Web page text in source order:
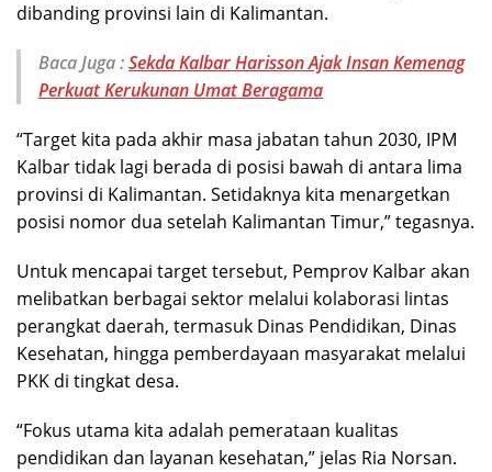
dibanding provinsi lain di Kalimantan.
Baca Juga :Sekda Kalbar Harisson Ajak Insan Kemenag
Perkuat Kerukunan Umat Beragama
“Target kita pada akhir masa jabatan tahun 2030, IPM
Kalbar tidak lagi berada di posisi bawah di antara lima
provinsi di Kalimantan. Setidaknya kita menargetkan
posisi nomor dua setelah Kalimantan Timur,” tegasnya.
Untuk mencapai target tersebut, Pemprov Kalbar akan
melibatkan berbagai sektor melalui kolaborasi lintas
perangkat daerah, termasuk Dinas Pendidikan, Dinas
Kesehatan, hingga pemberdayaan masyarakat melalui
PKK di tingkat desa.
“Fokus utama kita adalah pemerataan kualitas
pendidikan dan layanan kesehatan,” jelas Ria Norsan.